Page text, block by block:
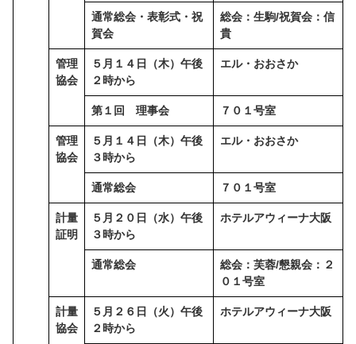
通常総会・表彰式・祝
賀会
総会：生駒/祝賀会：信
貴
管理
協会
５月１４日（木）午後
２時から
エル・おおさか
第１回 理事会 ７０１号室
管理
協会
５月１４日（木）午後
３時から
エル・おおさか
通常総会 ７０１号室
計量
証明
５月２０日（水）午後
３時から
ホテルアウィーナ大阪
通常総会
総会：芙蓉/懇親会：２
０１号室
計量
協会
５月２６日（火）午後
２時から
ホテルアウィーナ大阪